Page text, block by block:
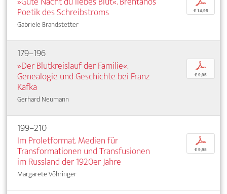
Poetik des Schreibstroms
Gabriele Brandstetter
€ 14,95
179–196
»Der Blutkreislauf der Familie«.
Genealogie und Geschichte bei Franz
Kafka
Gerhard Neumann
p
€ 9,95
199–210
Im Proletformat. Medien für
Transformationen und Transfusionen
im Russland der 1920er Jahre
Margarete Vöhringer
p
€ 9,95